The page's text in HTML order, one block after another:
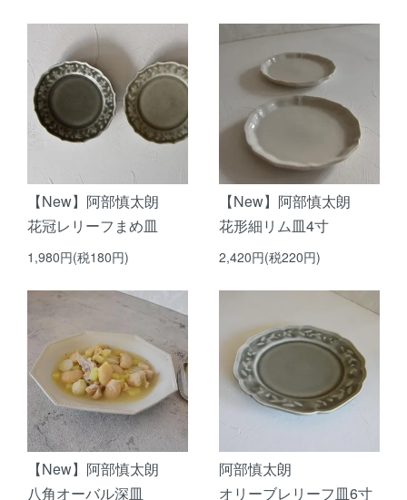
【New】阿部慎太朗
花冠レリーフまめ皿
1,980円(税180円)
【New】阿部慎太朗
花形細リム皿4寸
2,420円(税220円)
【New】阿部慎太朗
八角オーバル深皿
阿部慎太朗
オリーブレリーフ皿6寸